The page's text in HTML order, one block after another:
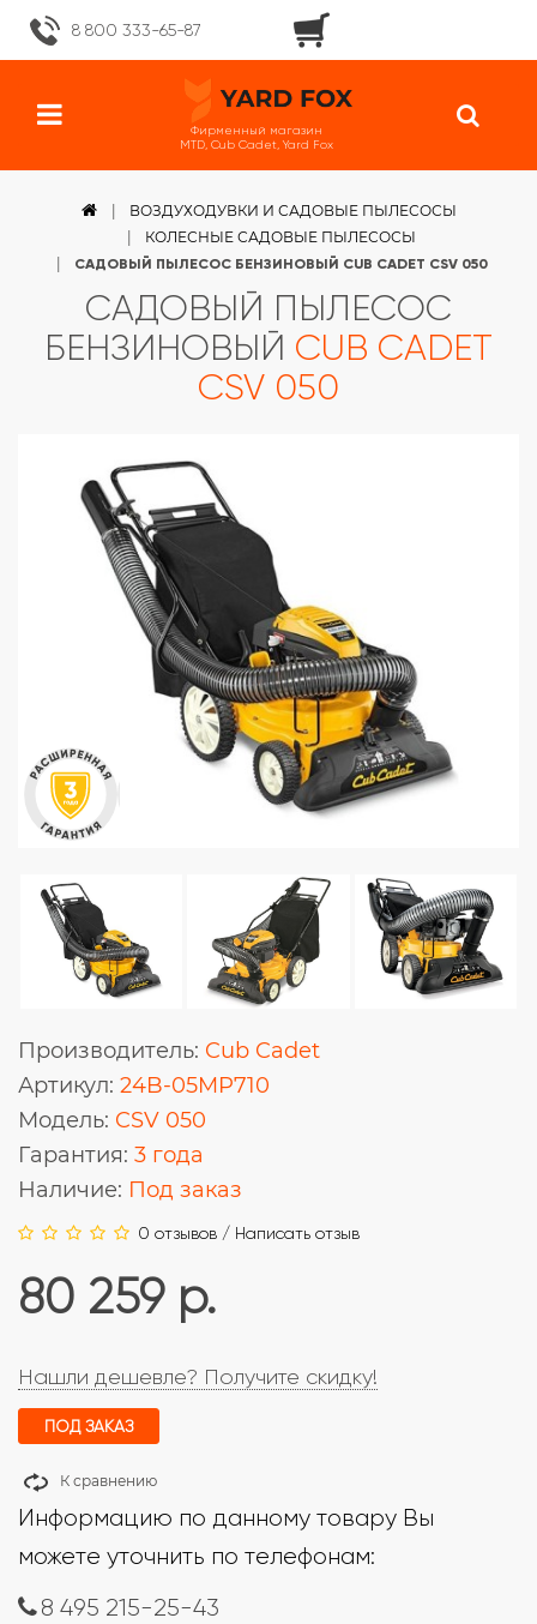
8 800 333-65-87
Фирменный магазин
MTD, Cub Cadet, Yard Fox
ВОЗДУХОДУВКИ И САДОВЫЕ ПЫЛЕСОСЫ
КОЛЕСНЫЕ САДОВЫЕ ПЫЛЕСОСЫ
САДОВЫЙ ПЫЛЕСОС БЕНЗИНОВЫЙ CUB CADET CSV 050
САДОВЫЙ ПЫЛЕСОС
БЕНЗИНОВЫЙ CUB CADET
CSV 050
Производитель: Cub Cadet
Артикул: 24B-05MP710
Модель: CSV 050
Гарантия: 3 года
Наличие: Под заказ
0 отзывов / Написать отзыв
80 259 р.
Нашли дешевле? Получите скидку!
ПОД ЗАКАЗ
К сравнению
Информацию по данному товару Вы
можете уточнить по телефонам:
8 495 215-25-43